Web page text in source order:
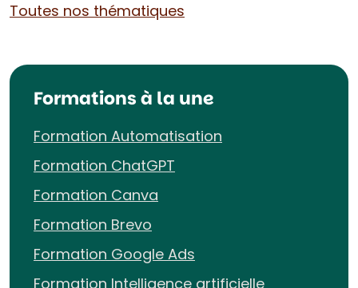
Toutes nos thématiques
Formations à la une
Formation Automatisation
Formation ChatGPT
Formation Canva
Formation Brevo
Formation Google Ads
Formation Intelligence artificielle